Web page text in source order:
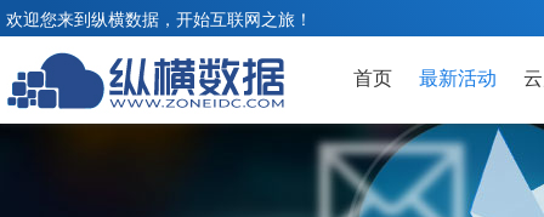
欢迎您来到纵横数据，开始互联网之旅！
首页 最新活动